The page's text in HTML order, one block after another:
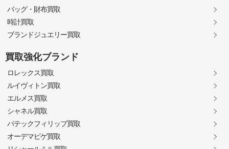
バッグ・財布買取
時計買取
ブランドジュエリー買取
買取強化ブランド
ロレックス買取
ルイヴィトン買取
エルメス買取
シャネル買取
パテックフィリップ買取
オーデマピゲ買取